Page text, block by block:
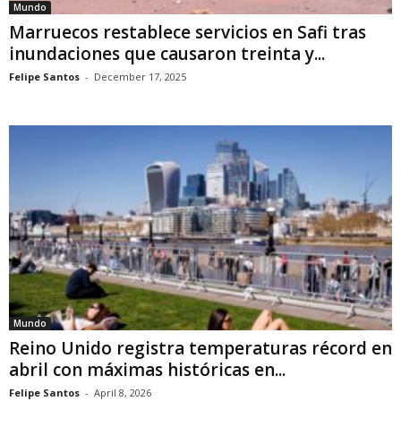
Mundo
Marruecos restablece servicios en Safi tras
inundaciones que causaron treinta y...
Felipe Santos - December 17, 2025
Mundo
Reino Unido registra temperaturas récord en
abril con máximas históricas en...
Felipe Santos - April 8, 2026